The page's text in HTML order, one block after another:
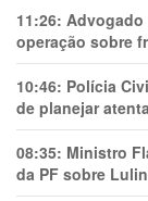
11:26: Advogado
operação sobre
10:46: Polícia
de planejar
08:35: Ministro
da PF sobre